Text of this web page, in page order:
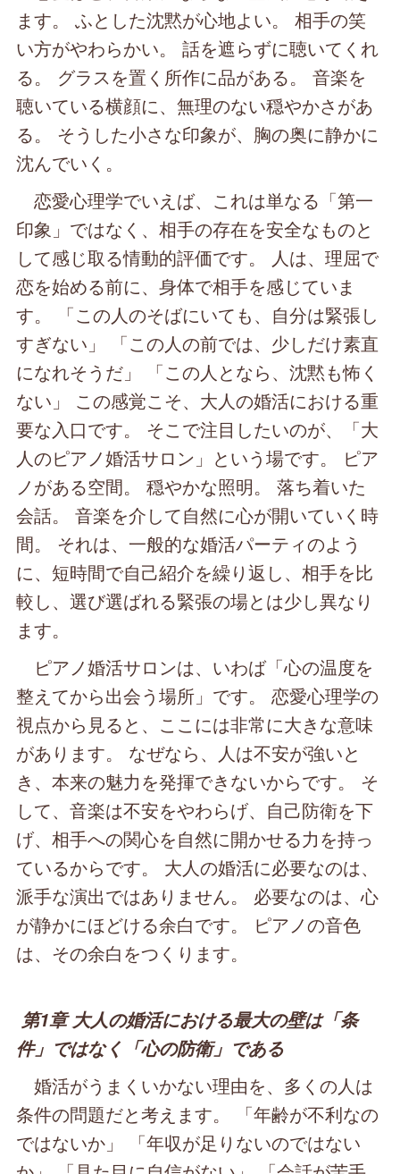
ます。 ふとした沈黙が心地よい。 相手の笑
い方がやわらかい。 話を遮らずに聴いてくれ
る。 グラスを置く所作に品がある。 音楽を
聴いている横顔に、無理のない穏やかさがあ
る。 そうした小さな印象が、胸の奥に静かに
沈んでいく。
恋愛心理学でいえば、これは単なる「第一
印象」ではなく、相手の存在を安全なものと
して感じ取る情動的評価です。 人は、理屈で
恋を始める前に、身体で相手を感じていま
す。 「この人のそばにいても、自分は緊張し
すぎない」 「この人の前では、少しだけ素直
になれそうだ」 「この人となら、沈黙も怖く
ない」 この感覚こそ、大人の婚活における重
要な入口です。 そこで注目したいのが、「大
人のピアノ婚活サロン」という場です。 ピア
ノがある空間。 穏やかな照明。 落ち着いた
会話。 音楽を介して自然に心が開いていく時
間。 それは、一般的な婚活パーティのよう
に、短時間で自己紹介を繰り返し、相手を比
較し、選び選ばれる緊張の場とは少し異なり
ます。
ピアノ婚活サロンは、いわば「心の温度を
整えてから出会う場所」です。 恋愛心理学の
視点から見ると、ここには非常に大きな意味
があります。 なぜなら、人は不安が強いと
き、本来の魅力を発揮できないからです。 そ
して、音楽は不安をやわらげ、自己防衛を下
げ、相手への関心を自然に開かせる力を持っ
ているからです。 大人の婚活に必要なのは、
派手な演出ではありません。 必要なのは、心
が静かにほどける余白です。 ピアノの音色
は、その余白をつくります。
第1章 大人の婚活における最大の壁は「条
件」ではなく「心の防衛」である
婚活がうまくいかない理由を、多くの人は
条件の問題だと考えます。 「年齢が不利なの
ではないか」 「年収が足りないのではない